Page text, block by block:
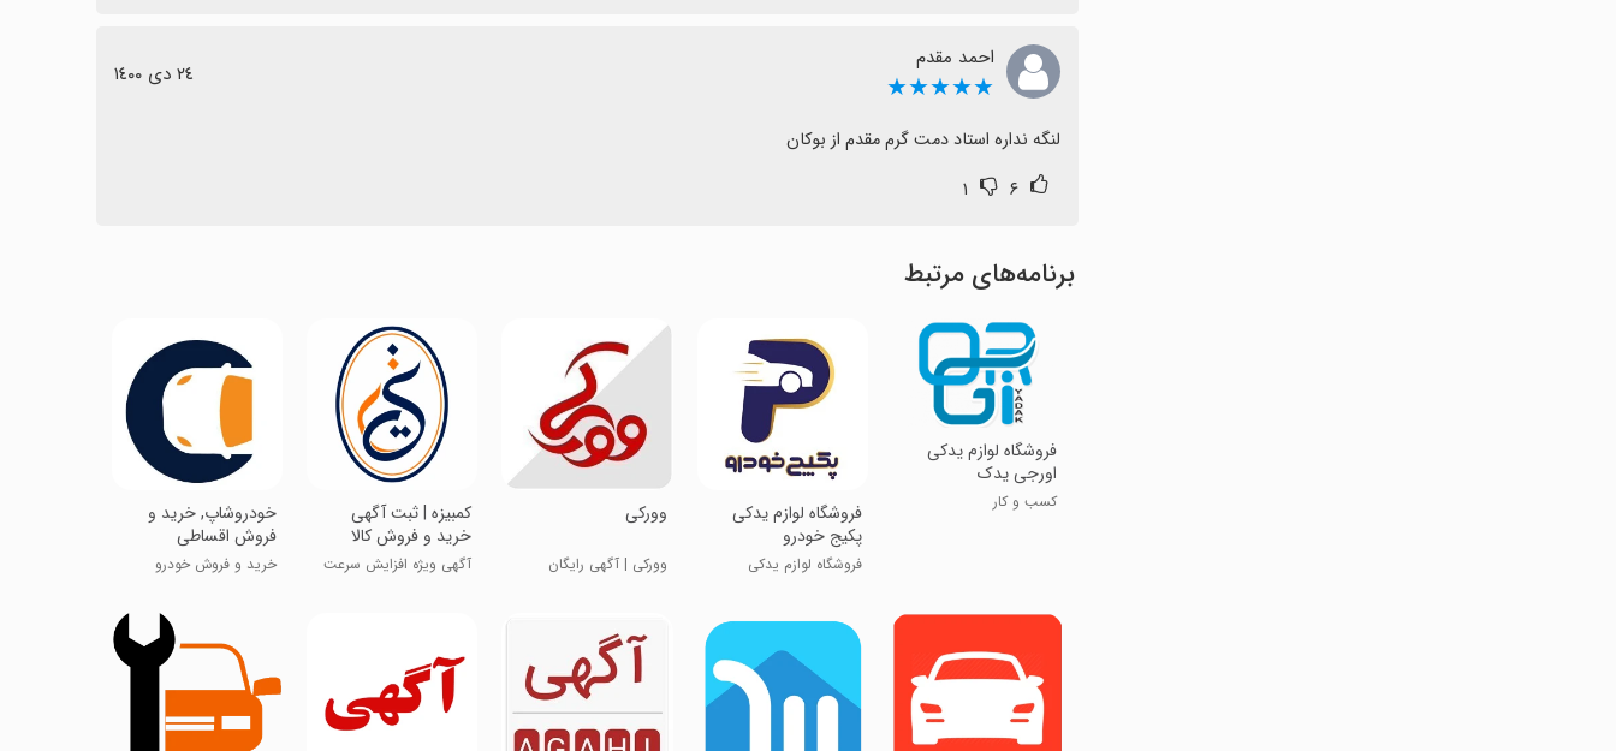
احمد مقدم
★★★★★ ٢٤ دی ١٤٠٠
لنگه نداره استاد دمت گرم مقدم از بوکان
۶ ۱
برنامه‌های مرتبط
فروشگاه لوازم یدکی
اورجی یدک
کسب و کار
فروشگاه لوازم یدکی
پکیج خودرو
فروشگاه لوازم یدکی
‏‏وورکی
وورکی | آگهی رایگان
‏کمبیزه | ثبت آگهی
خرید و فروش کالا
آگهی ویژه افزایش سرعت
‏‏خودروشاپ, خرید و
فروش اقساطی
خرید و فروش خودرو